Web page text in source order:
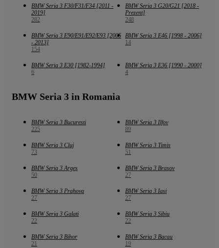
BMW Seria 3 F30/F31/F34 [2011 -
2019]
282
BMW Seria 3 G20/G21 [2018 -
Prezent]
248
BMW Seria 3 E90/E91/E92/E93 [2005
- 2013]
154
BMW Seria 3 E46 [1998 - 2006]
14
BMW Seria 3 E30 [1982-1994]
6
BMW Seria 3 E36 [1990 - 2000]
4
BMW Seria 3 in Romania
BMW Seria 3 Bucuresti
225
BMW Seria 3 Ilfov
89
BMW Seria 3 Cluj
73
BMW Seria 3 Timis
51
BMW Seria 3 Arges
50
BMW Seria 3 Brasov
27
BMW Seria 3 Prahova
27
BMW Seria 3 Iasi
27
BMW Seria 3 Galati
22
BMW Seria 3 Sibiu
22
BMW Seria 3 Bihor
21
BMW Seria 3 Bacau
19